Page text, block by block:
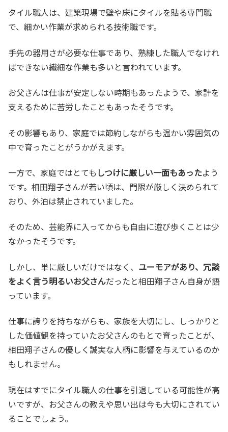
タイル職人は、建築現場で壁や床にタイルを貼る専門職
で、細かい作業が求められる技術職です。
手先の器用さが必要な仕事であり、熟練した職人でなけれ
ばできない繊細な作業も多いと言われています。
お父さんは仕事が安定しない時期もあったようで、家計を
支えるために苦労したこともあったそうです。
その影響もあり、家庭では節約しながらも温かい雰囲気の
中で育ったことがうかがえます。
一方で、家庭ではとても しつけに厳しい一面もあったよう
です。相田翔子さんが若い頃は、門限が厳しく決められて
おり、外泊は禁止されていました。
そのため、芸能界に入ってからも自由に遊び歩くことは少
なかったそうです。
しかし、単に厳しいだけではなく、 ユーモアがあり、冗談
をよく言う明るいお父さんだったと相田翔子さん自身が語
っています。
仕事に誇りを持ちながらも、家族を大切にし、しっかりと
した価値観を持っていたお父さんのもとで育ったことが、
相田翔子さんの優しく誠実な人柄に影響を与えているのか
もしれません。
現在はすでにタイル職人の仕事を引退している可能性が高
いですが、お父さんの教えや思い出は今も大切にされてい
ることでしょう。